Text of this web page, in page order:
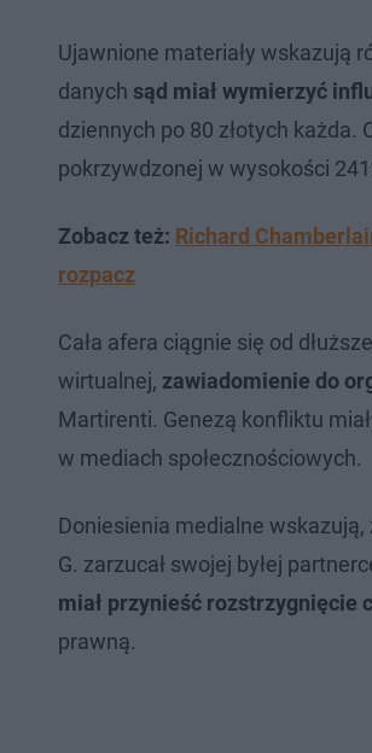
Ujawnione materiały wskazują
danych sąd miał wymierzyć
dziennych po 80 złotych
pokrzywdzonej w wysokości
Zobacz też: Richard
rozpacz
Cała afera ciągnie się od
wirtualnej, zawiadomienie do
Martirenti. Genezą konfliktu
w mediach społecznościowych.
Doniesienia medialne
G. zarzucał swojej byłej
miał przynieść rozstrzygnięcie
prawną.